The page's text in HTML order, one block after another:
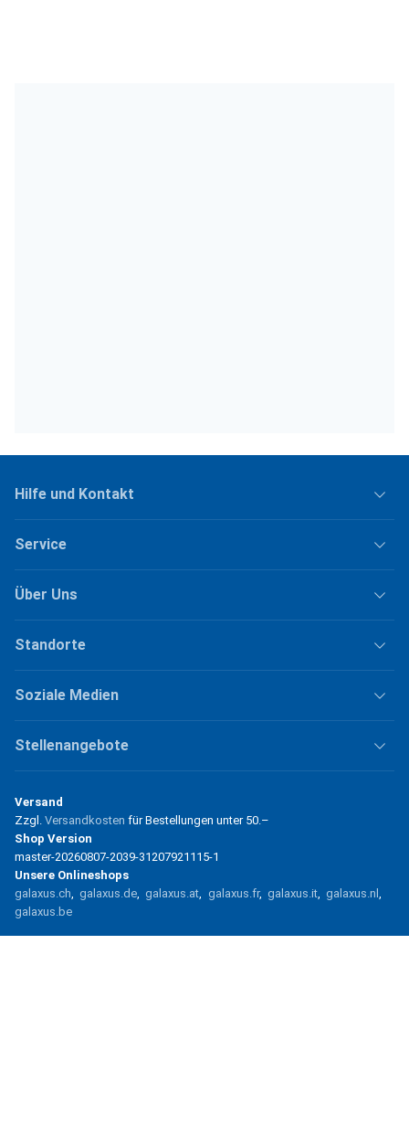
Hilfe und Kontakt
Service
Über Uns
Standorte
Soziale Medien
Stellenangebote
Versand
Zzgl. Versandkosten für Bestellungen unter 50.–
Shop Version
master-20260807-2039-31207921115-1
Unsere Onlineshops
galaxus.ch
galaxus.de galaxus.at galaxus.fr galaxus.it
galaxus.nl
galaxus.be